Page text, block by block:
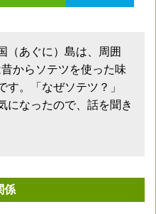
（あぐに）島は、周囲
からソテツを使った味
す。「なぜソテツ？」
になったので、話を聞き
係